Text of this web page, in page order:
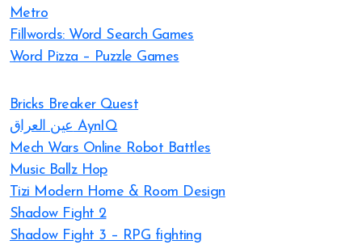
Metro
Fillwords: Word Search Games
Word Pizza – Puzzle Games
Bricks Breaker Quest
عين العراق AynIQ
Mech Wars Online Robot Battles
Music Ballz Hop
Tizi Modern Home & Room Design
Shadow Fight 2
Shadow Fight 3 – RPG fighting